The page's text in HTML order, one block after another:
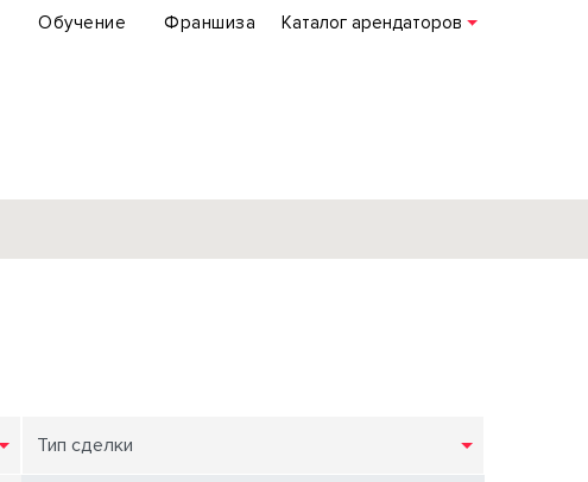
Обучение Франшиза Каталог арендаторов
Тип сделки